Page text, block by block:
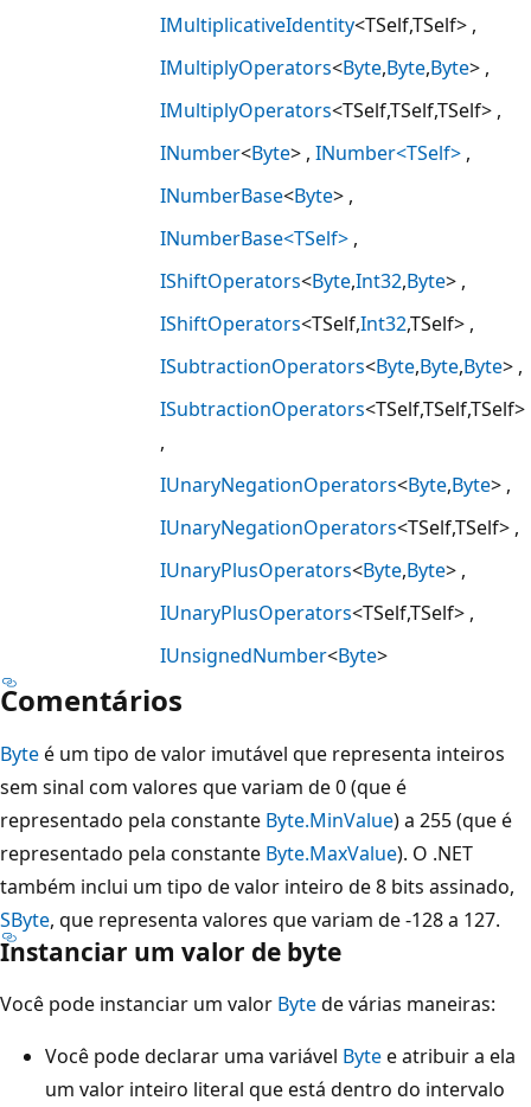
IMultiplicativeIdentity<TSelf,TSelf>
IMultiplyOperators<Byte,Byte,Byte>
IMultiplyOperators<TSelf,TSelf,TSelf>
INumber<Byte> INumber<TSelf>
INumberBase<Byte>
INumberBase<TSelf>
IShiftOperators<Byte,Int32,Byte>
IShiftOperators<TSelf,Int32,TSelf>
ISubtractionOperators<Byte,Byte,Byte>
ISubtractionOperators<TSelf,TSelf,TSelf>
IUnaryNegationOperators<Byte,Byte>
IUnaryNegationOperators<TSelf,TSelf>
IUnaryPlusOperators<Byte,Byte>
IUnaryPlusOperators<TSelf,TSelf>
IUnsignedNumber<Byte>
Comentários
Byteé um tipo de valor imutável que representa inteiros
sem sinal com valores que variam de 0 (que é
representado pela constante Byte.MinValue) a 255 (que é
representado pela constante Byte.MaxValue). O .NET
também inclui um tipo de valor inteiro de 8 bits assinado,
SByte, que representa valores que variam de -128 a 127.
Instanciar um valor de byte
Você pode instanciar um valor Bytede várias maneiras:
Você pode declarar uma variável Bytee atribuir a ela
um valor inteiro literal que está dentro do intervalo